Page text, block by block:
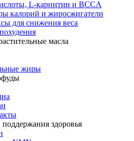
L-карнитин и BCCA
калорий и жиросжигатели
для снижения веса
масла
жиры
здоровья